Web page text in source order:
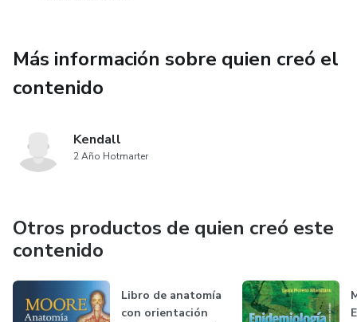
Más información sobre quien creó el
contenido
Kendall
2 Año Hotmarter
Otros productos de quien creó este
contenido
Libro de anatomía
con orientación